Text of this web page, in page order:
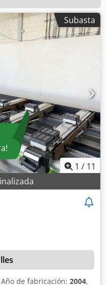
Subasta
1 / 11
Año de fabricación: 2004,